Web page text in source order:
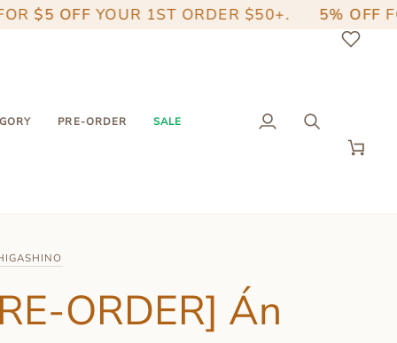
YOUR 1ST ORDER $50+. 5% OFFFOR
PRE-ORDER SALE
My
Search
Cart
ORDER] Án